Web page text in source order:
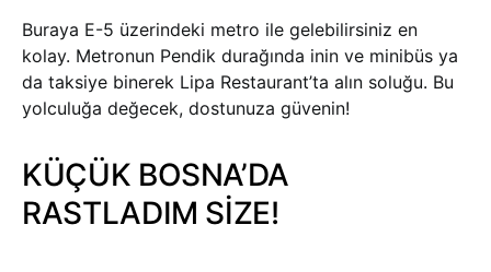
Buraya E-5 üzerindeki metro ile gelebilirsiniz en
kolay. Metronun Pendik durağında inin ve minibüs ya
da taksiye binerek Lipa Restaurant’ta alın soluğu. Bu
yolculuğa değecek, dostunuza güvenin!
KÜÇÜK BOSNA’DA
RASTLADIM SİZE!